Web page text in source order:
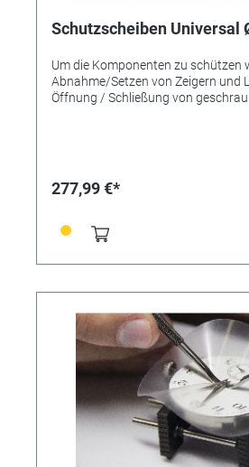
Schutzscheiben Universal
Um die Komponenten zu schützen
Abnahme/Setzen von Zeigern und
Öffnung / Schließung von
277,99 €*